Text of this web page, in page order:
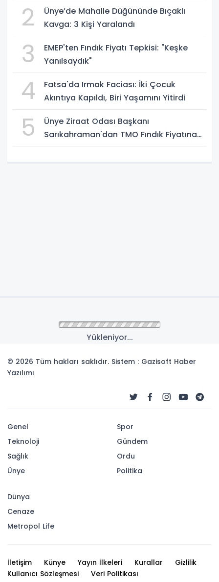
2
Ünye’de Mahalle Düğününde Bıçaklı
Kavga: 3 Kişi Yaralandı
3
EMEP'ten Fındık Fiyatı Tepkisi: "Keşke
Yanılsaydık"
4
Fatsa'da Irmak Faciası: İki Çocuk
Akıntıya Kapıldı, Biri Yaşamını Yitirdi
5
Ünye Ziraat Odası Başkanı
Sarıkahraman'dan TMO Fındık Fiyatına
Yükleniyor...
© 2026 Tüm hakları saklıdır. Sistem : Gazisoft Haber
Yazılımı
Genel
Teknoloji
Sağlık
Ünye
Spor
Gündem
Ordu
Politika
Dünya
Cenaze
Metropol Life
İletişim Künye Yayın İlkeleri Kurallar
Gizlilik
Kullanıcı Sözleşmesi
Veri Politikası